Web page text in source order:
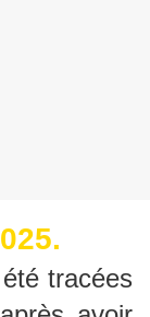
tracées